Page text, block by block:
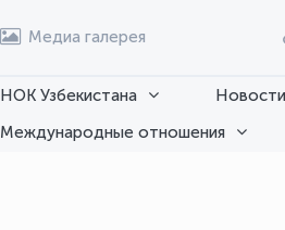
Медиа галерея
НОК Узбекистана Новости
Международные отношения